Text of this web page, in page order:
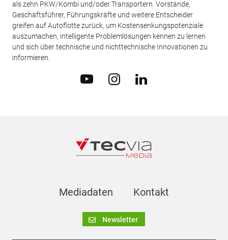
als zehn PKW/Kombi und/oder Transportern. Vorstände,
Geschäftsführer, Führungskräfte und weitere Entscheider
greifen auf Autoflotte zurück, um Kostensenkungspotenziale
auszumachen, intelligente Problemlösungen kennen zu lernen
und sich über technische und nichttechnische Innovationen zu
informieren.
Mediadaten Kontakt
Newsletter